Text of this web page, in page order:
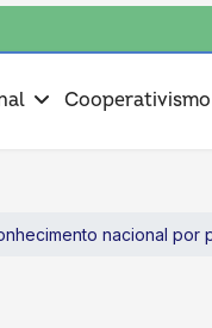
Cooperativismo
nacional por